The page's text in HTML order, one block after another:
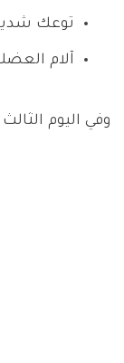
توعك
آلام
وفي اليوم